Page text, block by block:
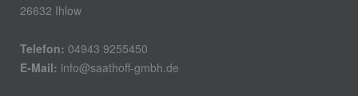
26632 Ihlow
Telefon: 04943 9255450
E-Mail: info@saathoff-gmbh.de